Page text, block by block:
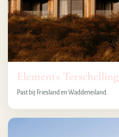
Elements Terschelling
Past bij Friesland en Waddeneiland.